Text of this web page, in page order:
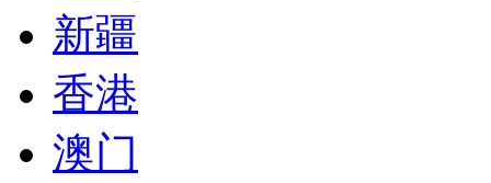
新疆
香港
澳门